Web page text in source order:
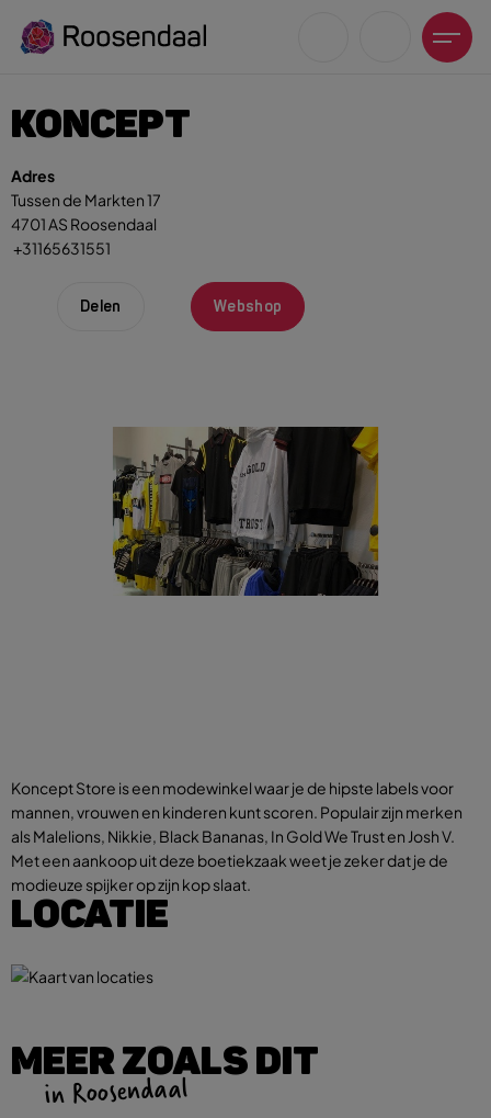
Zoeksuggesties
Wandelen
KONCEPT
Adres
Tussen de Markten 17
4701 AS Roosendaal
+31165631551
Delen Webshop
Koncept Store is een modewinkel waar je de hipste labels voor
mannen, vrouwen en kinderen kunt scoren. Populair zijn merken
als Malelions, Nikkie, Black Bananas, In Gold We Trust en Josh V.
Met een aankoop uit deze boetiekzaak weet je zeker dat je de
modieuze spijker op zijn kop slaat.
LOCATIE
MEER ZOALS DIT
in Roosendaal